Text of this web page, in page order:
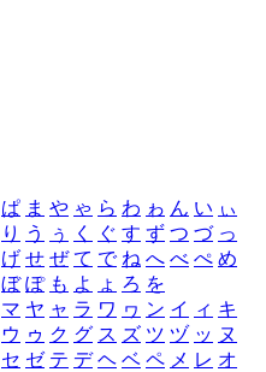
ぱ ま や ゃ ら わ ゎ ん い ぃ
り う ぅ く ぐ す ず つ づ っ
げ せ ぜ て で ね へ べ ぺ め
ぼ ぽ も よ ょ ろ を
マ ヤ ャ ラ ワ ヮ ン イ ィ キ
ウ ゥ ク グ ス ズ ツ ヅ ッ ヌ
セ ゼ テ デ ヘ ベ ペ メ レ オ